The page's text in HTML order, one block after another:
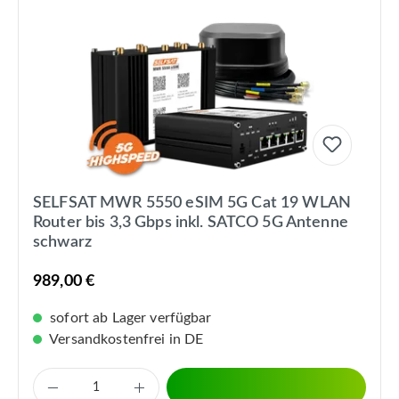
SELFSAT MWR 5550 eSIM 5G Cat 19 WLAN
Router bis 3,3 Gbps inkl. SATCO 5G Antenne
schwarz
989,00 €
sofort ab Lager verfügbar
Versandkostenfrei in DE